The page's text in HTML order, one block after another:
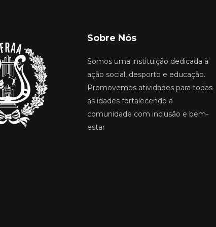
Sobre Nós
Somos uma instituição dedicada à
ação social, desporto e educação.
Promovemos atividades para todas
as idades fortalecendo a
comunidade com inclusão e bem-
estar